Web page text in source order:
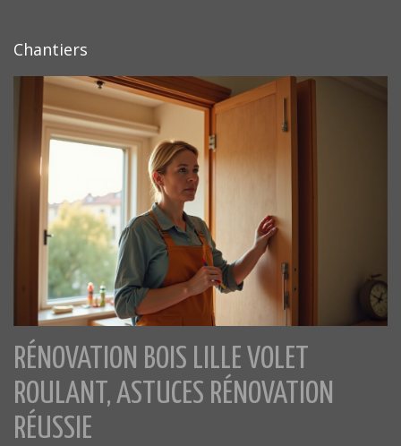
Chantiers
RÉNOVATION BOIS LILLE VOLET
ROULANT, ASTUCES RÉNOVATION
RÉUSSIE